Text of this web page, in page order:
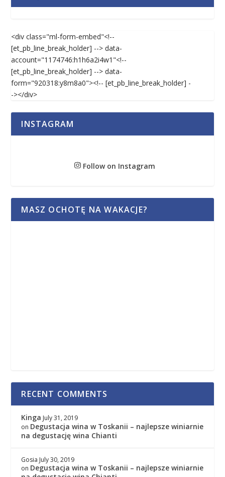
<div class="ml-form-embed"<!--
[et_pb_line_break_holder] --> data-
account="1174746:h1h6a2i4w1"<!--
[et_pb_line_break_holder] --> data-
form="920318:y8m8a0"><!-- [et_pb_line_break_holder] -
-></div>
INSTAGRAM
Follow on Instagram
MASZ OCHOTĘ NA WAKACJE?
RECENT COMMENTS
Kinga July 31, 2019
on Degustacja wina w Toskanii – najlepsze winiarnie
na degustację wina Chianti
Gosia July 30, 2019
on Degustacja wina w Toskanii – najlepsze winiarnie